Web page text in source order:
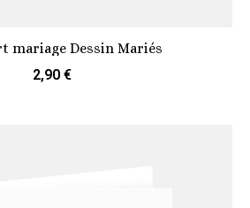
mariage Dessin Mariés
2,90 €